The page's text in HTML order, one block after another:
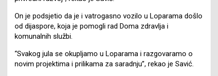
On je podsjetio da je i vatrogasno vozilo u Loparama došlo
od dijaspore, koja je pomogli rad Doma zdravlja i
komunalnih službi.
“Svakog jula se okupljamo u Loparama i razgovaramo o
novim projektima i prilikama za saradnju”, rekao je Savić.